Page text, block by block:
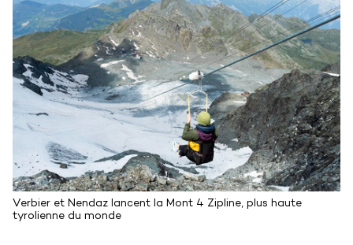
Verbier et Nendaz lancent la Mont 4 Zipline, plus haute
tyrolienne du monde